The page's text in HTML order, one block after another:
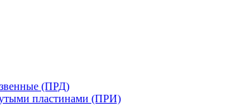
(ПРД)
пластинами (ПРИ)